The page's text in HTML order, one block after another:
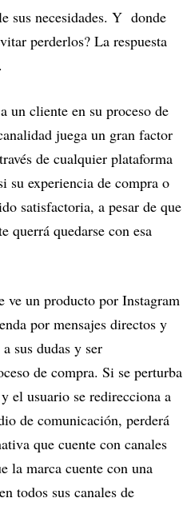
sus necesidades. Y donde
perderlos? La respuesta
un cliente en su proceso de
juega un gran factor
de cualquier plataforma
su experiencia de compra o
satisfactoria, a pesar de que
querrá quedarse con esa
ve un producto por Instagram
por mensajes directos y
sus dudas y ser
de compra. Si se perturba
el usuario se redirecciona a
de comunicación, perderá
que cuente con canales
la marca cuente con una
todos sus canales de